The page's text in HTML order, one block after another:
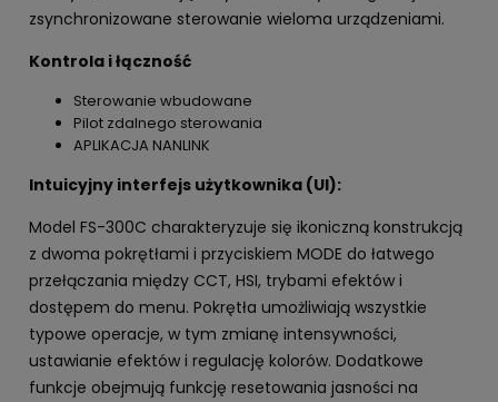
zsynchronizowane sterowanie wieloma urządzeniami.
Kontrola i łączność
Sterowanie wbudowane
Pilot zdalnego sterowania
APLIKACJA NANLINK
Intuicyjny interfejs użytkownika (UI):
Model FS-300C charakteryzuje się ikoniczną konstrukcją
z dwoma pokrętłami i przyciskiem MODE do łatwego
przełączania między CCT, HSI, trybami efektów i
dostępem do menu. Pokrętła umożliwiają wszystkie
typowe operacje, w tym zmianę intensywności,
ustawianie efektów i regulację kolorów. Dodatkowe
funkcje obejmują funkcję resetowania jasności na